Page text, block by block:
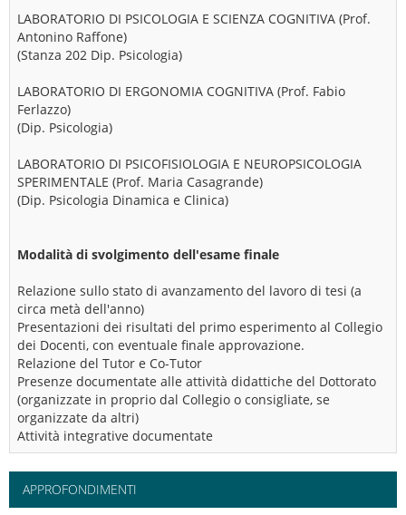
LABORATORIO DI PSICOLOGIA E SCIENZA COGNITIVA (Prof.
Antonino Raffone)
(Stanza 202 Dip. Psicologia)
LABORATORIO DI ERGONOMIA COGNITIVA (Prof. Fabio
Ferlazzo)
(Dip. Psicologia)
LABORATORIO DI PSICOFISIOLOGIA E NEUROPSICOLOGIA
SPERIMENTALE (Prof. Maria Casagrande)
(Dip. Psicologia Dinamica e Clinica)
Modalità di svolgimento dell'esame finale
Relazione sullo stato di avanzamento del lavoro di tesi (a
circa metà dell'anno)
Presentazioni dei risultati del primo esperimento al Collegio
dei Docenti, con eventuale finale approvazione.
Relazione del Tutor e Co-Tutor
Presenze documentate alle attività didattiche del Dottorato
(organizzate in proprio dal Collegio o consigliate, se
organizzate da altri)
Attività integrative documentate
APPROFONDIMENTI